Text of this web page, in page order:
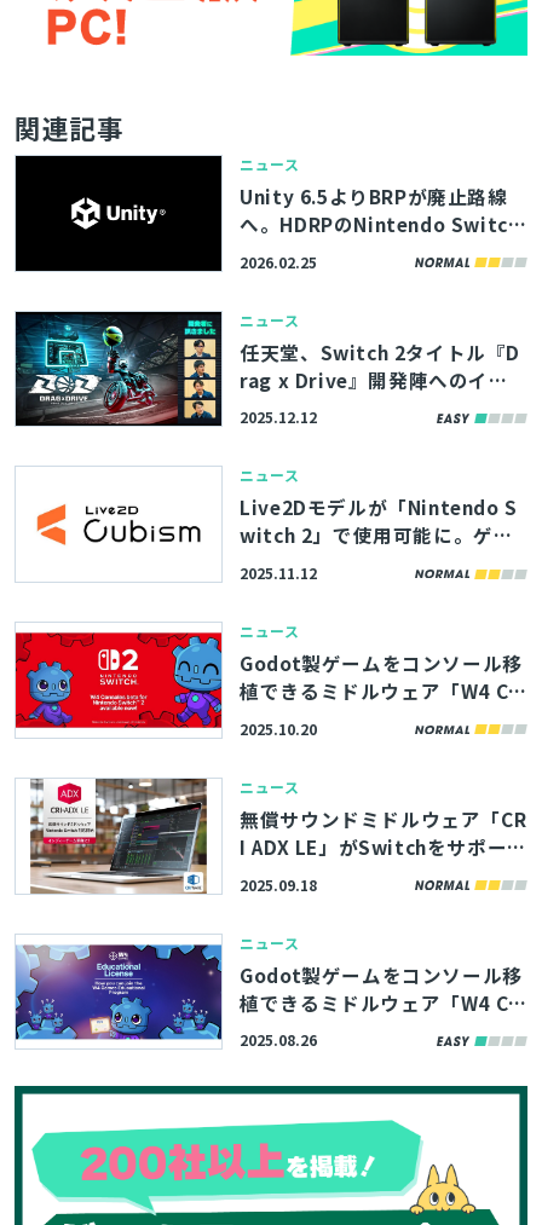
関連記事
ニュース
Unity 6.5よりBRPが廃止路線
へ。HDRPのNintendo Switch
2サポート計画など、Unity Tec
2026.02.25
ニュース
任天堂、Switch 2タイトル『D
rag x Drive』開発陣へのイン
タビュー記事を公開。車いすを
2025.12.12
ニュース
Live2Dモデルが「Nintendo S
witch 2」で使用可能に。ゲー
ム開発者向け公式SDKが登場
2025.11.12
ニュース
Godot製ゲームをコンソール移
植できるミドルウェア「W4 Co
nsoles」がNintendo Switch 2
2025.10.20
ニュース
無償サウンドミドルウェア「CR
I ADX LE」がSwitchをサポー
ト。今年10月から提供開始予定
2025.09.18
ニュース
Godot製ゲームをコンソール移
植できるミドルウェア「W4 Co
nsoles」、無償利用が可能な教
2025.08.26
とじる